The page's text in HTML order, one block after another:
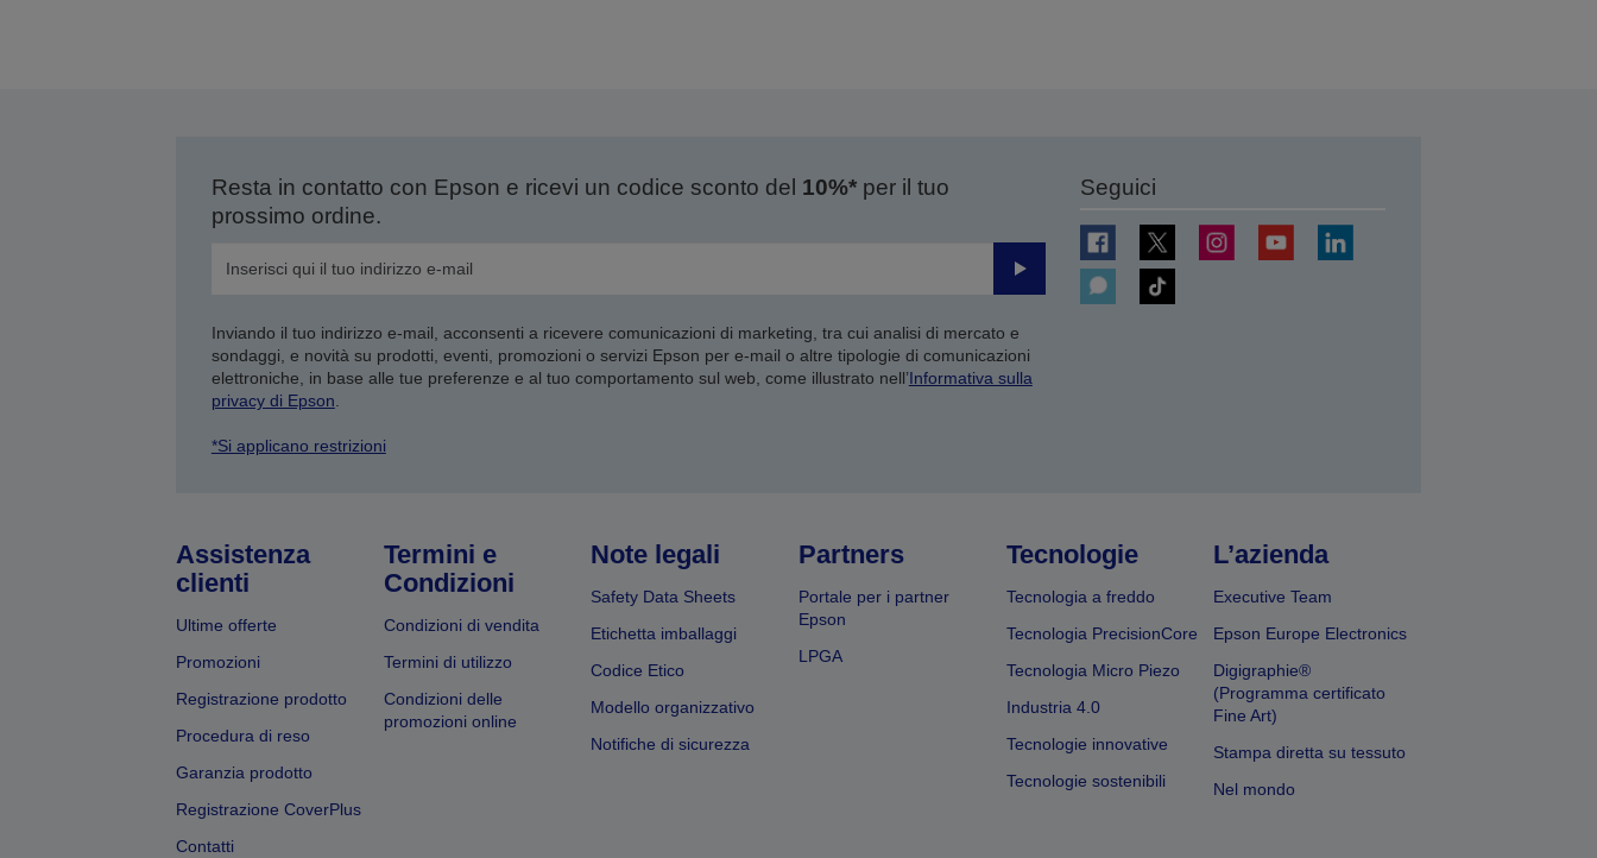
Resta in contatto con Epson e ricevi un codice sconto del 10%*per il tuo
prossimo ordine.
Invia
Inviando il tuo indirizzo e-mail, acconsenti a ricevere comunicazioni di marketing, tra cui analisi di mercato e
sondaggi, e novità su prodotti, eventi, promozioni o servizi Epson per e-mail o altre tipologie di comunicazioni
elettroniche, in base alle tue preferenze e al tuo comportamento sul web, come illustrato nell’Informativa sulla
privacy di Epson.
*Si applicano restrizioni
Seguici
Assistenza
clienti
Ultime offerte
Promozioni
Registrazione prodotto
Procedura di reso
Garanzia prodotto
Registrazione CoverPlus
Contatti
Termini e
Condizioni
Condizioni di vendita
Termini di utilizzo
Condizioni delle
promozioni online
Note legali
Safety Data Sheets
Etichetta imballaggi
Codice Etico
Modello organizzativo
Notifiche di sicurezza
Partners
Portale per i partner
Epson
LPGA
Tecnologie
Tecnologia a freddo
Tecnologia PrecisionCore
Tecnologia Micro Piezo
Industria 4.0
Tecnologie innovative
Tecnologie sostenibili
L’azienda
Executive Team
Epson Europe Electronics
Digigraphie®
(Programma certificato
Fine Art)
Stampa diretta su tessuto
Nel mondo